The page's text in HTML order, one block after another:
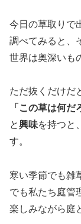
今日の草取りで
調べてみると、
世界は奥深いも
ただ抜くだけだ
「この草は何だ
と興味を持つと
す。
寒い季節でも雑
でも私たち庭管
楽しみながら庭